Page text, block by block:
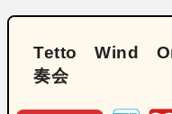
Tetto Wind
奏会